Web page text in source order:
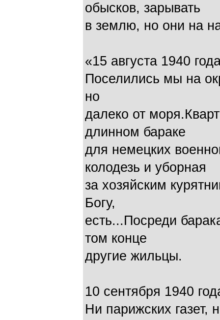
обысков, зарывать
в землю, но они на
«15 августа 1940
Поселились мы на
но
далеко от
длинном бараке
для немецких
колодезь и уборная
за хозяйским
Богу,
есть...Посреди
том конце
другие жильцы.
10 сентября 1940
Ни парижских газет,